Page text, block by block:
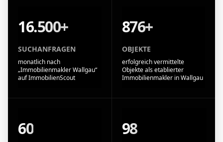
16.500+
SUCHANFRAGEN
monatlich nach
„Immobilienmakler Wallgau“
auf ImmobilienScout
876+
OBJEKTE
erfolgreich vermittelte
Objekte als etablierter
Immobilienmakler in Wallgau
60 98